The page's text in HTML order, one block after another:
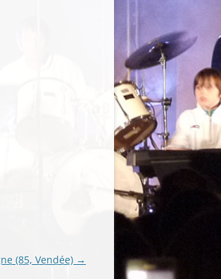
(85, Vendée) →